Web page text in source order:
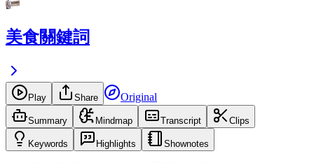
美食關鍵詞
Play Share Original
Summary Mindmap Transcript Clips
Keywords Highlights Shownotes